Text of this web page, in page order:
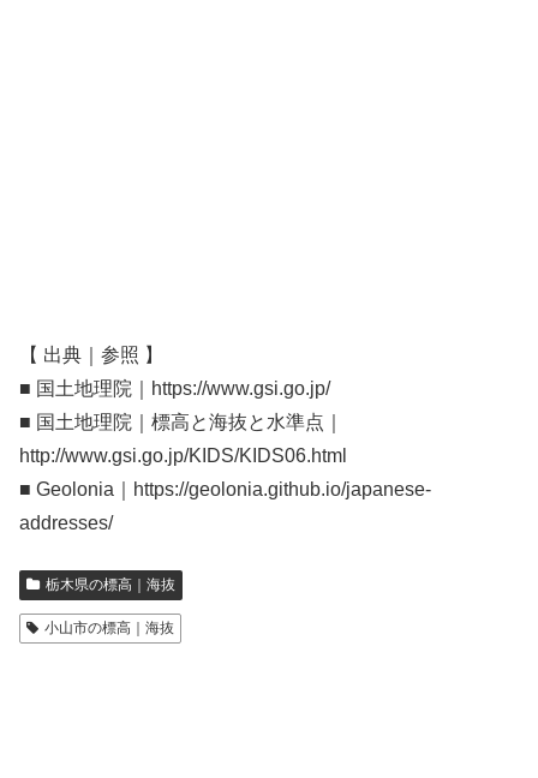
【 出典｜参照 】
■ 国土地理院｜https://www.gsi.go.jp/
■ 国土地理院｜標高と海抜と水準点｜
http://www.gsi.go.jp/KIDS/KIDS06.html
■ Geolonia｜https://geolonia.github.io/japanese-
addresses/
栃木県の標高｜海抜
小山市の標高｜海抜